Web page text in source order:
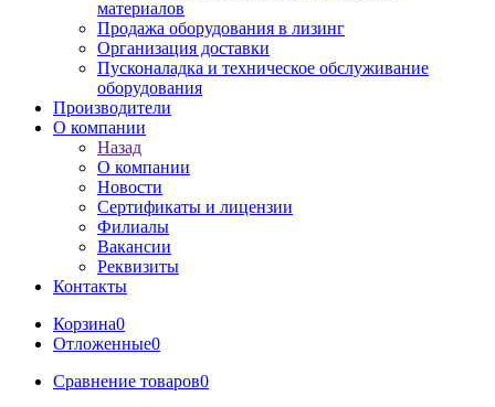
материалов
Продажа оборудования в лизинг
Организация доставки
Пусконаладка и техническое обслуживание
оборудования
Производители
О компании
Назад
О компании
Новости
Сертификаты и лицензии
Филиалы
Вакансии
Реквизиты
Контакты
Корзина0
Отложенные0
Сравнение товаров0